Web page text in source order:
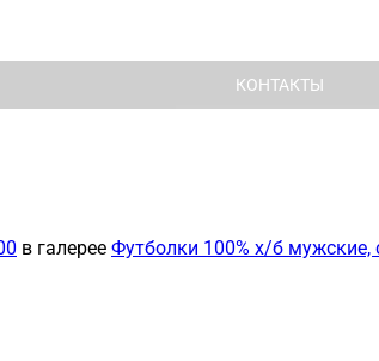
КОНТАКТЫ
в галерее Футболки 100% х/б